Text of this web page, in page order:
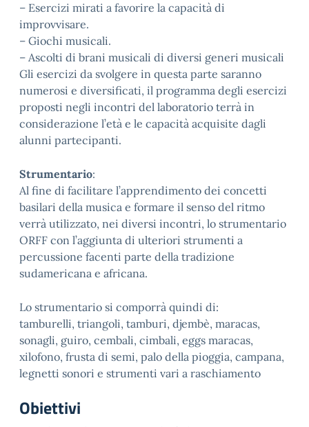
– Esercizi mirati a favorire la capacità di
improvvisare.
– Giochi musicali.
– Ascolti di brani musicali di diversi generi musicali
Gli esercizi da svolgere in questa parte saranno
numerosi e diversificati, il programma degli esercizi
proposti negli incontri del laboratorio terrà in
considerazione l’età e le capacità acquisite dagli
alunni partecipanti.
Strumentario:
Al fine di facilitare l’apprendimento dei concetti
basilari della musica e formare il senso del ritmo
verrà utilizzato, nei diversi incontri, lo strumentario
ORFF con l’aggiunta di ulteriori strumenti a
percussione facenti parte della tradizione
sudamericana e africana.
Lo strumentario si comporrà quindi di:
tamburelli, triangoli, tamburi, djembè, maracas,
sonagli, guiro, cembali, cimbali, eggs maracas,
xilofono, frusta di semi, palo della pioggia, campana,
legnetti sonori e strumenti vari a raschiamento
Obiettivi